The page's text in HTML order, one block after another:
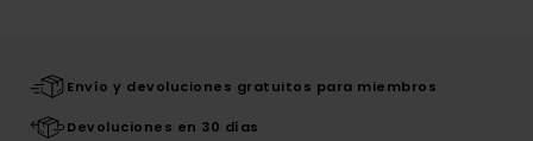
Envío y devoluciones gratuitos para miembros
Devoluciones en 30 días